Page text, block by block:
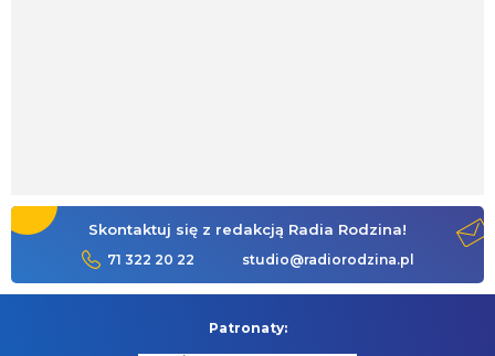
Skontaktuj się z redakcją Radia Rodzina!
71 322 20 22 studio@radiorodzina.pl
Patronaty: